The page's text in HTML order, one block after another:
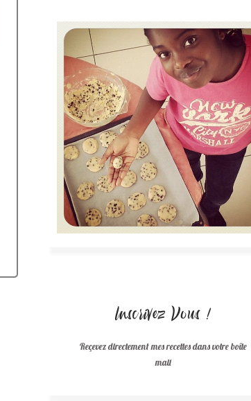
Inscrivez Vous !
Reçevez directement mes recettes dans votre boîte
mail